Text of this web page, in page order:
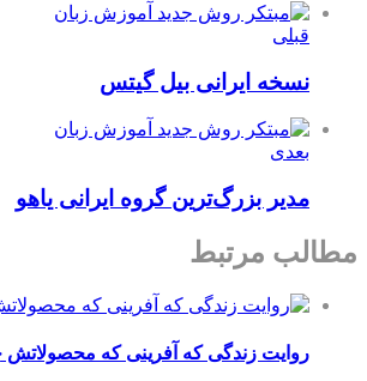
قبلی
نسخه ایرانی بیل گیتس
بعدی
مدیر بزرگ‌ترین گروه ایرانی یاهو
مطالب مرتبط
روایت زندگی که آفرینی که محصولاتش